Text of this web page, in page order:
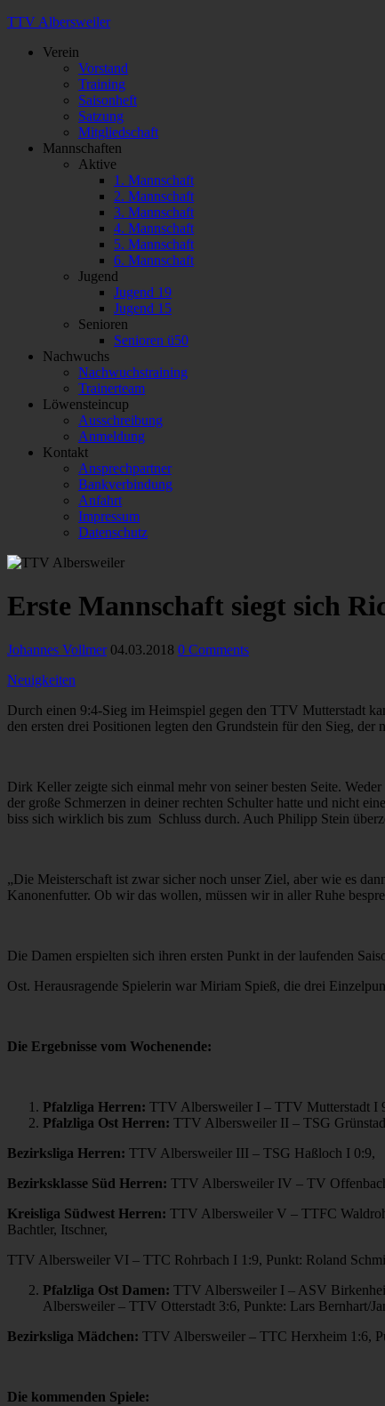
TTV Albersweiler
Verein
Vorstand
Training
Saisonheft
Satzung
Mitgliedschaft
Mannschaften
Aktive
1. Mannschaft
2. Mannschaft
3. Mannschaft
4. Mannschaft
5. Mannschaft
6. Mannschaft
Jugend
Jugend 19
Jugend 15
Senioren
Senioren ü50
Nachwuchs
Nachwuchstraining
Trainerteam
Löwensteincup
Ausschreibung
Anmeldung
Kontakt
Ansprechpartner
Bankverbindung
Anfahrt
Impressum
Datenschutz
Erste Mannschaft siegt sich
Johannes Vollmer 04.03.2018 0 Comments
Neuigkeiten
Durch einen 9:4-Sieg im Heimspiel gegen den TTV Mutterstadt
den ersten drei Positionen legten den Grundstein für den Sieg,
Dirk Keller zeigte sich einmal mehr von seiner besten Seite.
der große Schmerzen in deiner rechten Schulter hatte und nicht
biss sich wirklich bis zum Schluss durch. Auch Philipp Stein
„Die Meisterschaft ist zwar sicher noch unser Ziel, aber wie es
Kanonenfutter. Ob wir das wollen, müssen wir in aller Ruhe
Die Damen erspielten sich ihren ersten Punkt in der laufenden
Ost. Herausragende Spielerin war Miriam Spieß, die drei
Die Ergebnisse vom Wochenende:
Pfalzliga Herren: TTV Albersweiler I – TTV Mutterstadt I
Pfalzliga Ost Herren: TTV Albersweiler II – TSG
Bezirksliga Herren: TTV Albersweiler III – TSG Haßloch I 0:9,
Bezirksklasse Süd Herren: TTV Albersweiler IV – TV
Kreisliga Südwest Herren: TTV Albersweiler V – TTFC
Bachtler, Itschner,
TTV Albersweiler VI – TTC Rohrbach I 1:9, Punkt: Roland
Pfalzliga Ost Damen: TTV Albersweiler I – ASV
Albersweiler – TTV Otterstadt 3:6, Punkte: Lars Bernhart/
Bezirksliga Mädchen: TTV Albersweiler – TTC Herxheim 1:6,
Die kommenden Spiele: